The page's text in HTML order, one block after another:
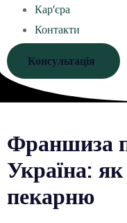
Кар’єра
Контакти
Консультація
Франшиза
Україна:
пекарню